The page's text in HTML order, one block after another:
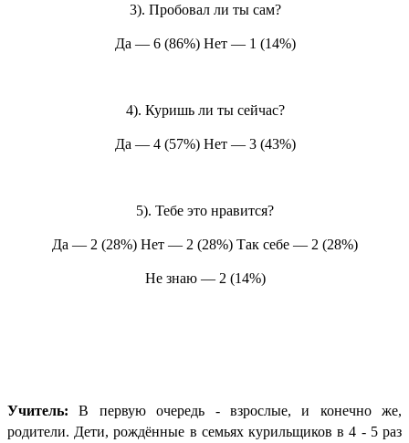
3). Пробовал ли ты сам?
Да — 6 (86%) Нет — 1 (14%)
4). Куришь ли ты сейчас?
Да — 4 (57%) Нет — 3 (43%)
5). Тебе это нравится?
Да — 2 (28%) Нет — 2 (28%) Так себе — 2 (28%)
Не знаю — 2 (14%)
Учитель: В первую очередь - взрослые, и конечно же,
родители. Дети, рождённые в семьях курильщиков в 4 - 5 раз